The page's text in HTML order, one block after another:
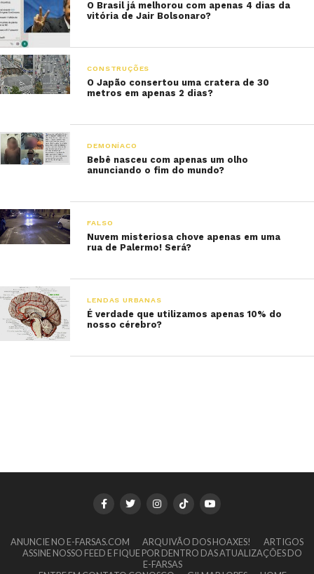
O Brasil já melhorou com apenas 4 dias da
vitória de Jair Bolsonaro?
CONSTRUÇÕES
O Japão consertou uma cratera de 30
metros em apenas 2 dias?
DEMONÍACO
Bebê nasceu com apenas um olho
anunciando o fim do mundo?
FALSO
Nuvem misteriosa chove apenas em uma
rua de Palermo! Será?
LENDAS URBANAS
É verdade que utilizamos apenas 10% do
nosso cérebro?
ANUNCIE NO E-FARSAS.COM ARQUIVÃO DOS HOAXES!
ARTIGOS
ASSINE NOSSO FEED E FIQUE POR DENTRO DAS ATUALIZAÇÕES DO
E-FARSAS